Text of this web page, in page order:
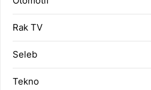
Rak TV
Seleb
Tekno